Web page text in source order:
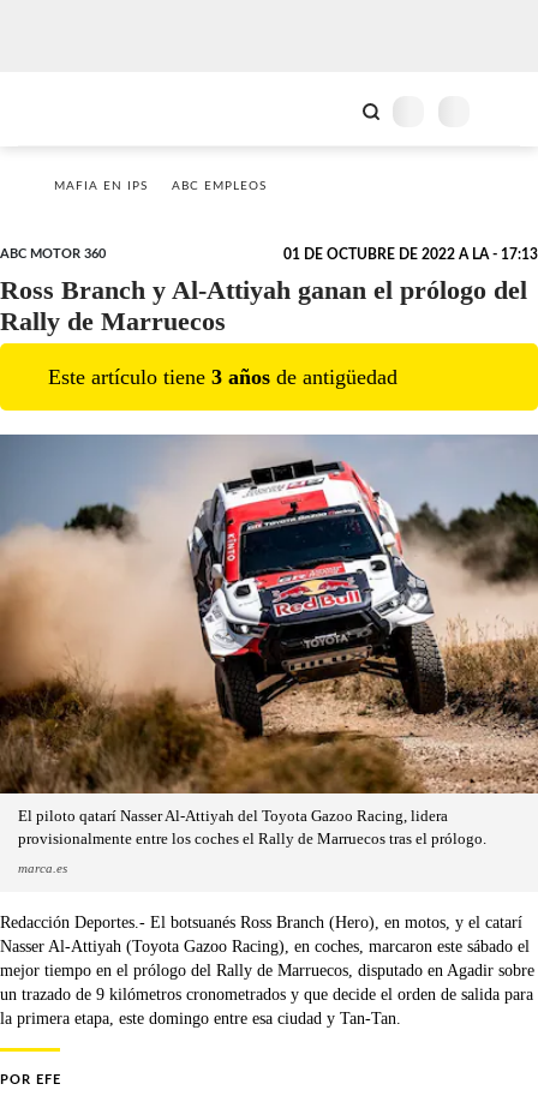
MAFIA EN IPS ABC EMPLEOS
ABC MOTOR 360 01 DE OCTUBRE DE 2022 A LA - 17:13
Ross Branch y Al-Attiyah ganan el prólogo del
Rally de Marruecos
Este artículo tiene 3 años de antigüedad
El piloto qatarí Nasser Al-Attiyah del Toyota Gazoo Racing, lidera
provisionalmente entre los coches el Rally de Marruecos tras el prólogo.
marca.es
Redacción Deportes.- El botsuanés Ross Branch (Hero), en motos, y el catarí
Nasser Al-Attiyah (Toyota Gazoo Racing), en coches, marcaron este sábado el
mejor tiempo en el prólogo del Rally de Marruecos, disputado en Agadir sobre
un trazado de 9 kilómetros cronometrados y que decide el orden de salida para
la primera etapa, este domingo entre esa ciudad y Tan-Tan.
POR EFE